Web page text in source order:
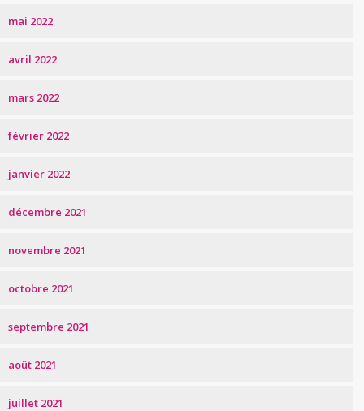
mai 2022
avril 2022
mars 2022
février 2022
janvier 2022
décembre 2021
novembre 2021
octobre 2021
septembre 2021
août 2021
juillet 2021